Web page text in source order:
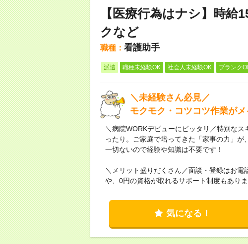
【医療行為はナシ】時給
クなど
職種： 看護助手
派遣 職種未経験OK 社会人未経験OK ブランク
＼未経験さん必見／
モクモク・コツコツ作業が
＼病院WORKデビューにピッタリ／特別な
ったり。ご家庭で培ってきた「家事の力」
一切ないので経験や知識は不要です！
＼メリット盛りだくさん／面談・登録はお
や、0円の資格が取れるサポート制度もありま
気になる！